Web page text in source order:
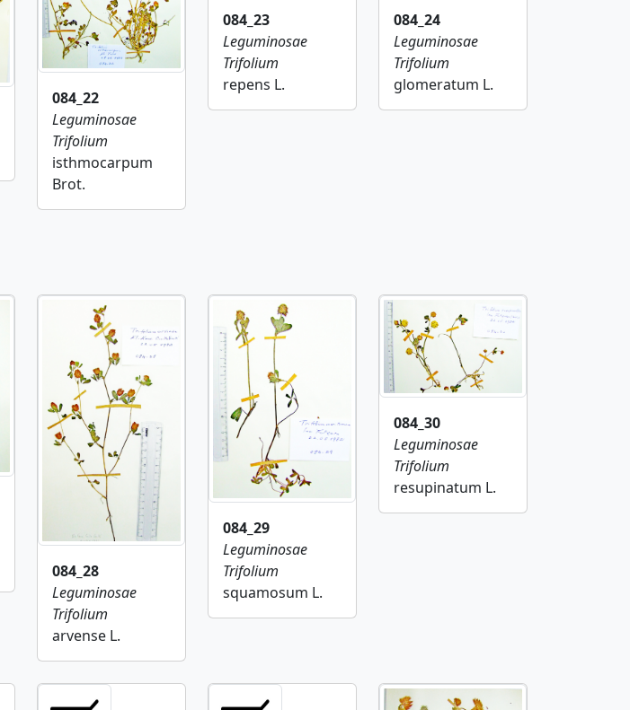
084_22
Leguminosae
Trifolium
isthmocarpum
Brot.
084_23
Leguminosae
Trifolium
repens L.
084_24
Leguminosae
Trifolium
glomeratum L.
084_28
Leguminosae
Trifolium
arvense L.
084_29
Leguminosae
Trifolium
squamosum L.
084_30
Leguminosae
Trifolium
resupinatum L.